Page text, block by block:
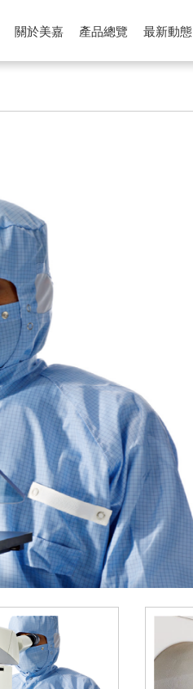
關於美嘉 產品總覽 最新動態